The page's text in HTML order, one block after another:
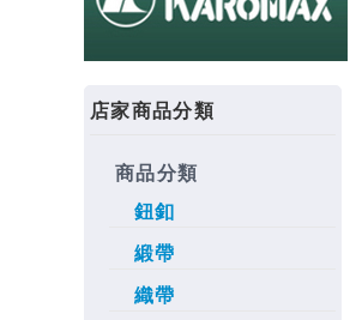
店家商品分類
商品分類
鈕釦
緞帶
織帶